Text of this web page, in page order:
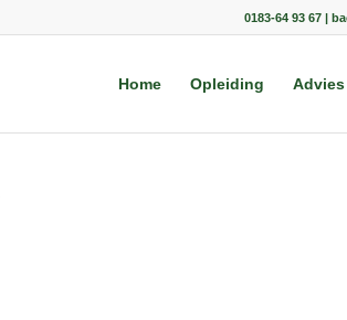
0183-64 93 67 |
Home Opleiding Advies